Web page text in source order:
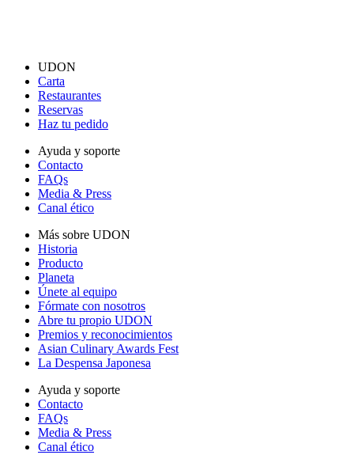
UDON
Carta
Restaurantes
Reservas
Haz tu pedido
Ayuda y soporte
Contacto
FAQs
Media & Press
Canal ético
Más sobre UDON
Historia
Producto
Planeta
Únete al equipo
Fórmate con nosotros
Abre tu propio UDON
Premios y reconocimientos
Asian Culinary Awards Fest
La Despensa Japonesa
Ayuda y soporte
Contacto
FAQs
Media & Press
Canal ético